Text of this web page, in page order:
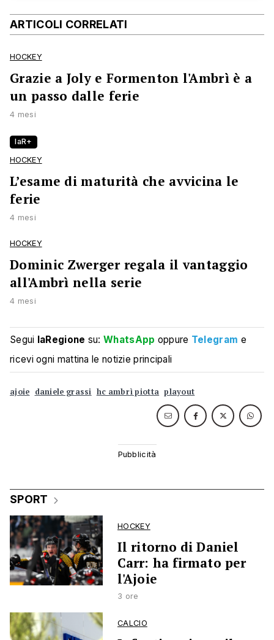
ARTICOLI CORRELATI
HOCKEY
Grazie a Joly e Formenton l'Ambrì è a
un passo dalle ferie
4 mesi
laR+
HOCKEY
L’esame di maturità che avvicina le
ferie
4 mesi
HOCKEY
Dominic Zwerger regala il vantaggio
all'Ambrì nella serie
4 mesi
Segui laRegione su:WhatsApp oppure Telegram e
ricevi ogni mattina le notizie principali
ajoie daniele grassi hc ambrì piotta playout
SPORT
HOCKEY
Il ritorno di Daniel
Carr: ha firmato per
l'Ajoie
3 ore
CALCIO